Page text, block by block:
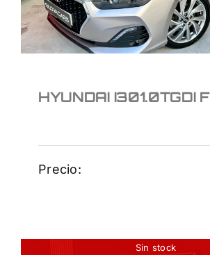
HYUNDAI I301.0TGDI
Precio:
Sin stock